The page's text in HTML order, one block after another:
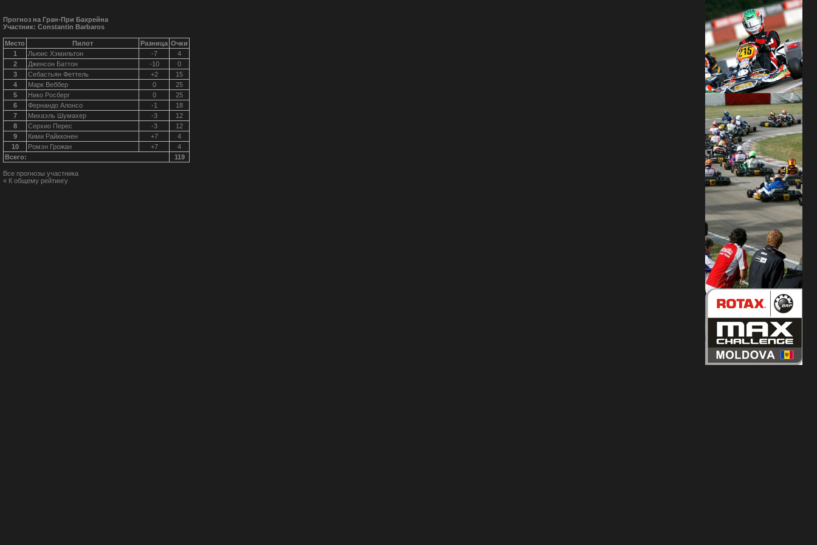
Прогноз на Гран-При Бахрейна
Участник: Constantin Barbaros
Место Пилот Разница Очки
1
Льюис Хэмильтон -7
4
2
Дженсон Баттон -10
0
3
Себастьян Феттель +2
15
4
Марк Веббер 0
25
5
Нико Росберг 0
25
6
Фернандо Алонсо -1
18
7
Михаэль Шумахер -3
12
8
Серхио Перес -3
12
9
Кими Райкконен +7
4
10
Ромэн Грожан +7
4
Всего:
119
Все прогнозы участника
« К общему рейтингу